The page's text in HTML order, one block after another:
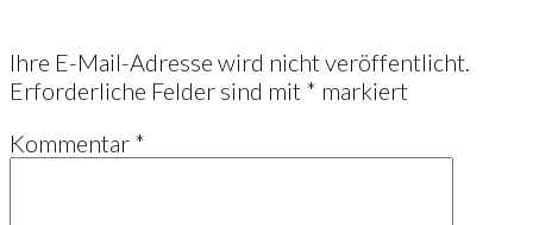
Ihre E-Mail-Adresse wird nicht veröffentlicht.
Erforderliche Felder sind mit * markiert
Kommentar *